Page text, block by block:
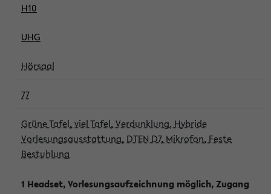
H10
UHG
Hörsaal
77
Grüne Tafel, viel Tafel, Verdunklung, Hybride
Vorlesungsausstattung, DTEN D7, Mikrofon, Feste
Bestuhlung
1 Headset, Vorlesungsaufzeichnung möglich, Zugang